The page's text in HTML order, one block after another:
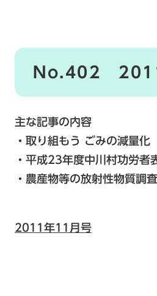
No.402
主な記事の内容
・取り組もう ごみの減量化
・平成23年度中川村功労者
・農産物等の放射性物質調
2011年11月号